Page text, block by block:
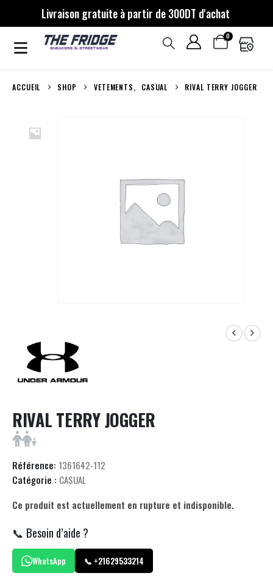
Livraison gratuite à partir de 300DT d'achat
0
ACCUEIL SHOP VETEMENTS, CASUAL RIVAL TERRY JOGGER
RIVAL TERRY JOGGER
Référence: 1361642-112
Catégorie : CASUAL
Ce produit est actuellement en rupture et indisponible.
📞 Besoin d’aide ?
WhatsApp 📞 +21629533214